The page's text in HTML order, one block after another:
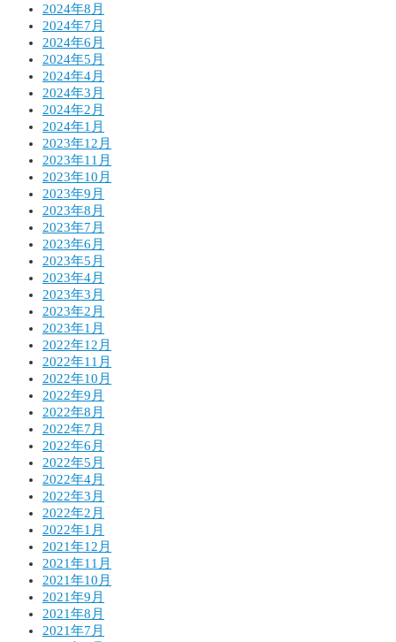
2024年8月
2024年7月
2024年6月
2024年5月
2024年4月
2024年3月
2024年2月
2024年1月
2023年12月
2023年11月
2023年10月
2023年9月
2023年8月
2023年7月
2023年6月
2023年5月
2023年4月
2023年3月
2023年2月
2023年1月
2022年12月
2022年11月
2022年10月
2022年9月
2022年8月
2022年7月
2022年6月
2022年5月
2022年4月
2022年3月
2022年2月
2022年1月
2021年12月
2021年11月
2021年10月
2021年9月
2021年8月
2021年7月